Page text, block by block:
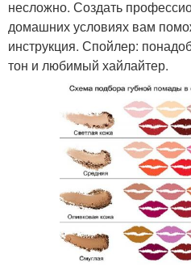
несложно. Создать
домашних условиях вам
инструкция. Спойлер:
тон и любимый хайлайтер.